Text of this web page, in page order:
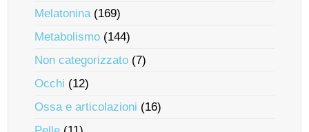
Melatonina(169)
Metabolismo (144)
Non categorizzato (7)
Occhi (12)
Ossa e articolazioni (16)